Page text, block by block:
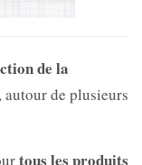
de la
, autour de plusieurs
tous les produits